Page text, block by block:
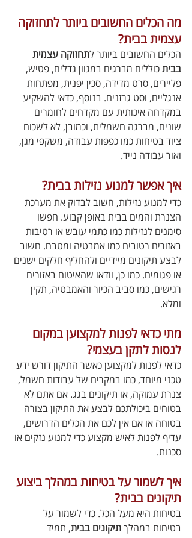
מה הכלים החשובים ביותר לתחזוקה
עצמית בבית?
הכלים החשובים ביותר לתחזוקה עצמית
בבית כוללים מברגים במגוון גדלים, פטיש,
פליירים, סרט מדידה, סכין יפנית, מפתחות
אנגליים, וסט גרזנים. בנוסף, כדאי להשקיע
במקדחה איכותית עם מקדחים לחומרים
שונים, מברגה חשמלית, וכמובן, לא לשכוח
ציוד בטיחות כמו כפפות עבודה, משקפי מגן,
ואור עבודה נייד.
איך אפשר למנוע נזילות בבית?
כדי למנוע נזילות, חשוב לבדוק את מערכת
הצנרת והמים בבית באופן קבוע. חפשו
סימנים לנזילות כמו כתמי עובש או רטיבות
באזורים רטובים כמו אמבטיה ומטבח. חשוב
לבצע תיקונים מיידיים ולהחליף חלקים ישנים
או פגומים. כמו כן, וודאו שהאיטום באזורים
רגישים, כמו סביב הכיור והאמבטיה, תקין
ומלא.
מתי כדאי לפנות למקצוען במקום
לנסות לתקן בעצמי?
כדאי לפנות למקצוען כאשר התיקון דורש ידע
טכני מיוחד, כמו במקרים של עבודות חשמל,
צנרת עמוקה, או תיקונים בגג. אם אתם לא
בטוחים ביכולתכם לבצע את התיקון בצורה
בטוחה או אם אין לכם את הכלים הדרושים,
עדיף לפנות לאיש מקצוע כדי למנוע נזקים או
סכנות.
איך לשמור על בטיחות במהלך ביצוע
תיקונים בבית?
בטיחות היא מעל הכל. כדי לשמור על
בטיחות במהלך תיקונים בבית, תמיד